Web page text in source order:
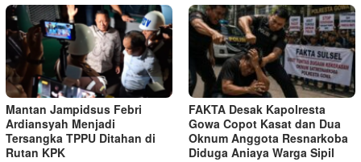
Mantan Jampidsus Febri
Ardiansyah Menjadi
Tersangka TPPU Ditahan di
Rutan KPK
FAKTA Desak Kapolresta
Gowa Copot Kasat dan Dua
Oknum Anggota Resnarkoba
Diduga Aniaya Warga Sipil